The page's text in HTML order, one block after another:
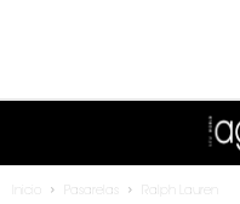
Pasarelas Ralph Lauren